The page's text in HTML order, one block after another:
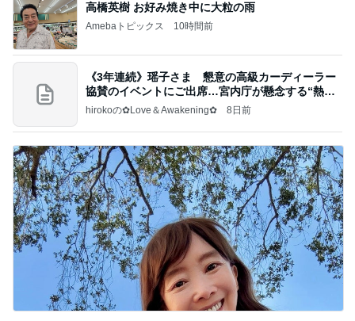
高橋英樹 お好み焼き中に大粒の雨
Amebaトピックス 10時間前
《3年連続》瑶子さま 懇意の高級カーディーラー
協賛のイベントにご出席…宮内庁が懸念する“熱心
すぎ
hirokoの✿Love＆Awakening✿ 8日前